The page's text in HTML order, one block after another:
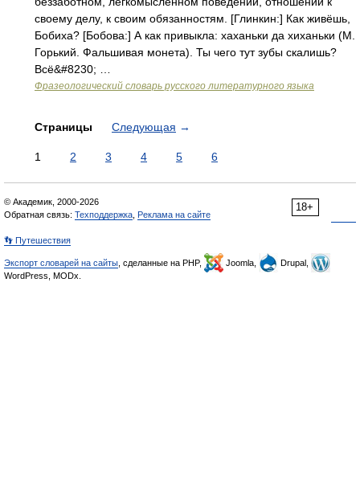
своему делу, к своим обязанностям. [Глинкин:] Как живёшь,
Бобиха? [Бобова:] А как привыкла: хаханьки да хиханьки (М.
Горький. Фальшивая монета). Ты чего тут зубы скалишь?
Всё&#8230; …
Фразеологический словарь русского литературного языка
Страницы Следующая →
1 2 3 4 5 6
18+
© Академик, 2000-2026
Обратная связь: Техподдержка Реклама на сайте
👣 Путешествия
Экспорт словарей на сайты , сделанные на PHP, Joomla,
Drupal,
WordPress, MODx.